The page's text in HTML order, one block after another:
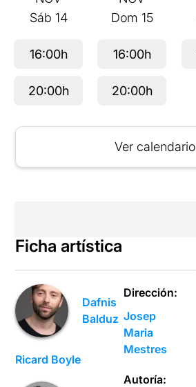
Sáb 14
16:00h
20:00h
Dom 15
16:00h
20:00h
Ver calendario
Ficha artística
Dafnis
Balduz
Ricard Boyle
Dirección:
Josep
Maria
Mestres
Autoría: